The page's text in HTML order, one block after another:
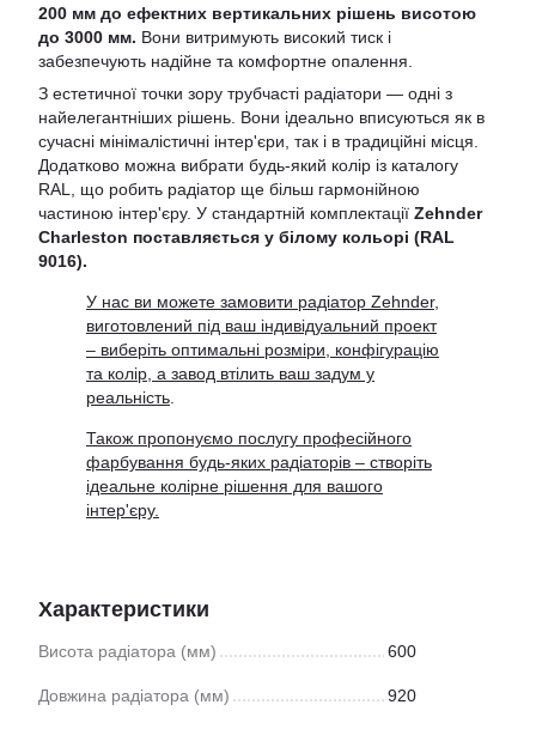
200 мм до ефектних вертикальних рішень висотою
до 3000 мм. Вони витримують високий тиск і
забезпечують надійне та комфортне опалення.
З естетичної точки зору трубчасті радіатори — одні з
найелегантніших рішень. Вони ідеально вписуються як в
сучасні мінімалістичні інтер'єри, так і в традиційні місця.
Додатково можна вибрати будь-який колір із каталогу
RAL, що робить радіатор ще більш гармонійною
частиною інтер'єру. У стандартній комплектації Zehnder
Charleston поставляється у білому кольорі (RAL
9016).
У нас ви можете замовити радіатор Zehnder,
виготовлений під ваш індивідуальний проект
– виберіть оптимальні розміри, конфігурацію
та колір, а завод втілить ваш задум у
реальність
Також пропонуємо послугу професійного
фарбування будь-яких радіаторів – створіть
ідеальне колірне рішення для вашого
інтер'єру.
Характеристики
Висота радіатора (мм) 600
Довжина радіатора (мм) 920